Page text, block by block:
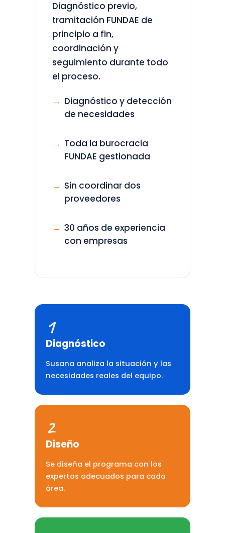
Diagnóstico previo,
tramitación FUNDAE de
principio a fin,
coordinación y
seguimiento durante todo
el proceso.
Diagnóstico y detección
de necesidades
Toda la burocracia
FUNDAE gestionada
Sin coordinar dos
proveedores
30 años de experiencia
con empresas
1
Diagnóstico
Susana analiza la situación y las
necesidades reales del equipo.
2
Diseño
Se diseña el programa con los
expertos adecuados para cada
área.